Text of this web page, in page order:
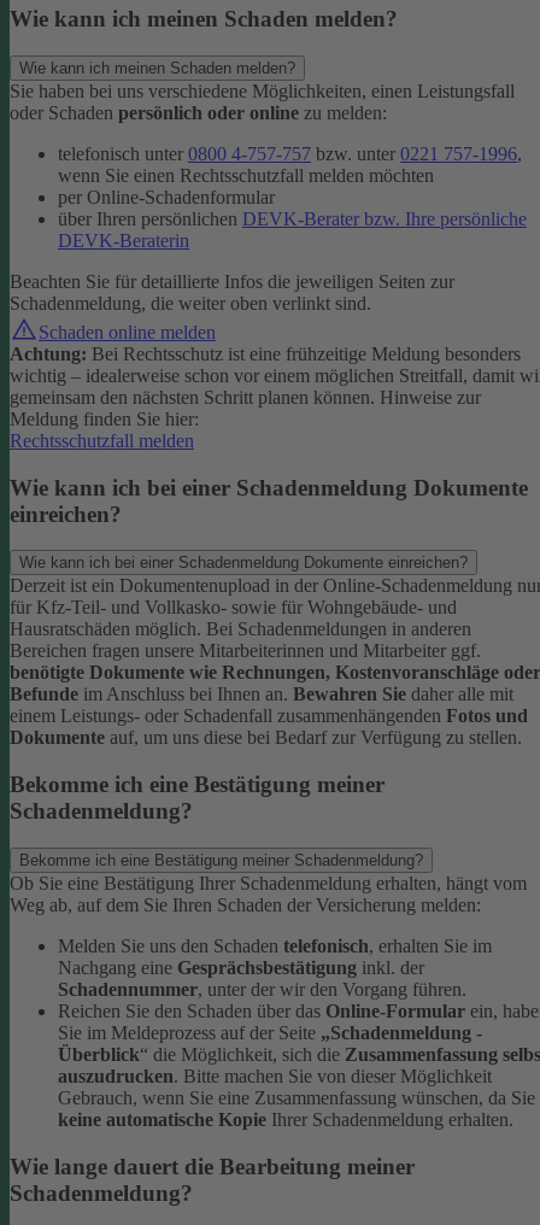
Wie kann ich meinen Schaden melden?
Wie kann ich meinen Schaden melden?
Sie haben bei uns verschiedene Möglichkeiten, einen Leistungsfall
oder Schaden persönlich oder online zu melden:
telefonisch unter 0800 4-757-757 bzw. unter 0221 757-1996,
wenn Sie einen Rechtsschutzfall melden möchten
per Online-Schadenformular
über Ihren persönlichen DEVK-Berater bzw. Ihre persönliche
DEVK-Beraterin
Beachten Sie für detaillierte Infos die jeweiligen Seiten zur
Schadenmeldung, die weiter oben verlinkt sind.
Schaden online melden
Achtung: Bei Rechtsschutz ist eine frühzeitige Meldung besonders
wichtig – idealerweise schon vor einem möglichen Streitfall, damit
gemeinsam den nächsten Schritt planen können. Hinweise zur
Meldung finden Sie hier:
Rechtsschutzfall melden
Wie kann ich bei einer Schadenmeldung Dokumente
einreichen?
Wie kann ich bei einer Schadenmeldung Dokumente einreichen?
Derzeit ist ein Dokumentenupload in der Online-Schadenmeldung
für Kfz-Teil- und Vollkasko- sowie für Wohngebäude- und
Hausratschäden möglich. Bei Schadenmeldungen in anderen
Bereichen fragen unsere Mitarbeiterinnen und Mitarbeiter ggf.
benötigte Dokumente wie Rechnungen, Kostenvoranschläge oder
Befunde im Anschluss bei Ihnen an. Bewahren Sie daher alle mit
einem Leistungs- oder Schadenfall zusammenhängenden Fotos und
Dokumente auf, um uns diese bei Bedarf zur Verfügung zu stellen.
Bekomme ich eine Bestätigung meiner
Schadenmeldung?
Bekomme ich eine Bestätigung meiner Schadenmeldung?
Ob Sie eine Bestätigung Ihrer Schadenmeldung erhalten, hängt vom
Weg ab, auf dem Sie Ihren Schaden der Versicherung melden:
Melden Sie uns den Schaden telefonisch, erhalten Sie im
Nachgang eine Gesprächsbestätigung inkl. der
Schadennummer, unter der wir den Vorgang führen.
Reichen Sie den Schaden über das Online-Formular ein,
Sie im Meldeprozess auf der Seite „Schadenmeldung -
Überblick“ die Möglichkeit, sich die Zusammenfassung
auszudrucken. Bitte machen Sie von dieser Möglichkeit
Gebrauch, wenn Sie eine Zusammenfassung wünschen, da Sie
keine automatische Kopie Ihrer Schadenmeldung erhalten.
Wie lange dauert die Bearbeitung meiner
Schadenmeldung?